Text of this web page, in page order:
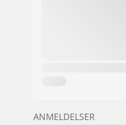
ANMELDELSER